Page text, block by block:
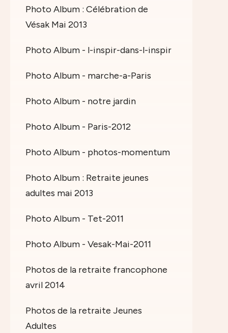
Photo Album : Célébration de
Vésak Mai 2013
Photo Album - l-inspir-dans-l-inspir
Photo Album - marche-a-Paris
Photo Album - notre jardin
Photo Album - Paris-2012
Photo Album - photos-momentum
Photo Album : Retraite jeunes
adultes mai 2013
Photo Album - Tet-2011
Photo Album - Vesak-Mai-2011
Photos de la retraite francophone
avril 2014
Photos de la retraite Jeunes
Adultes